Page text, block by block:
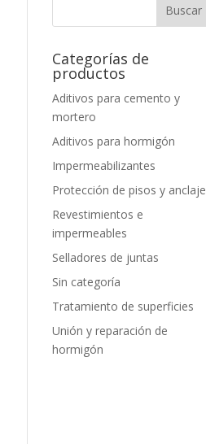
Categorías de
productos
Aditivos para cemento y
mortero
Aditivos para hormigón
Impermeabilizantes
Protección de pisos y anclaje
Revestimientos e
impermeables
Selladores de juntas
Sin categoría
Tratamiento de superficies
Unión y reparación de
hormigón